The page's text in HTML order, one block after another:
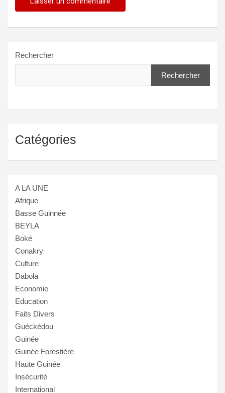
Rechercher
Rechercher
Catégories
A LA UNE
Afrique
Basse Guinnée
BEYLA
Boké
Conakry
Culture
Dabola
Economie
Education
Faits Divers
Guéckédou
Guinée
Guinée Forestière
Haute Guinée
Insécurité
International